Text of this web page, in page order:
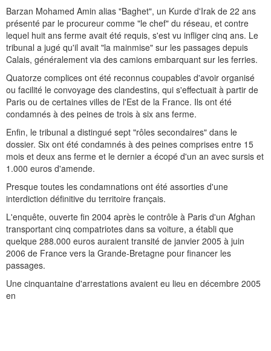
Barzan Mohamed Amin alias "Baghet", un Kurde d'Irak de 22 ans
présenté par le procureur comme "le chef" du réseau, et contre
lequel huit ans ferme avait été requis, s'est vu infliger cinq ans. Le
tribunal a jugé qu'il avait "la mainmise" sur les passages depuis
Calais, généralement via des camions embarquant sur les ferries.
Quatorze complices ont été reconnus coupables d'avoir organisé
ou facilité le convoyage des clandestins, qui s'effectuait à partir de
Paris ou de certaines villes de l'Est de la France. Ils ont été
condamnés à des peines de trois à six ans ferme.
Enfin, le tribunal a distingué sept "rôles secondaires" dans le
dossier. Six ont été condamnés à des peines comprises entre 15
mois et deux ans ferme et le dernier a écopé d'un an avec sursis et
1.000 euros d'amende.
Presque toutes les condamnations ont été assorties d'une
interdiction définitive du territoire français.
L'enquête, ouverte fin 2004 après le contrôle à Paris d'un Afghan
transportant cinq compatriotes dans sa voiture, a établi que
quelque 288.000 euros auraient transité de janvier 2005 à juin
2006 de France vers la Grande-Bretagne pour financer les
passages.
Une cinquantaine d'arrestations avaient eu lieu en décembre 2005
en